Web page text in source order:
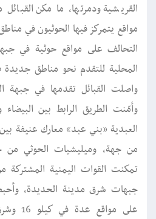
القريشية ودمرتها، ما مكن
مواقع يتمركز فيها الحوثيون في
التحالف على مواقع حوثية في جبهة
المحلية للتقدم نحو مناطق
واصلت القبائل تقدمها في جبهة
وأمّنت الطريق الرابط بين
العبدية «بني عبد» معارك عنيفة بين
من جهة، وميليشيات الحوثي من
تمكنت القوات اليمنية
جبهات شرق مدينة الحديدة،
على